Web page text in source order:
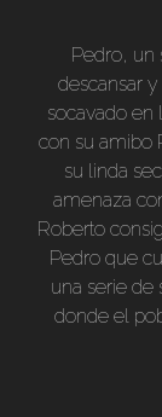
Pedro, un
descansar
socavado en
con su amibo
su linda
amenaza
Roberto
Pedro que
una serie de
donde el